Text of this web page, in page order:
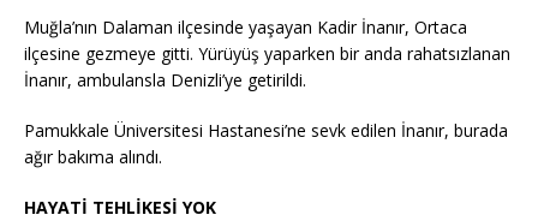
Muğla’nın Dalaman ilçesinde yaşayan Kadir İnanır, Ortaca
ilçesine gezmeye gitti. Yürüyüş yaparken bir anda rahatsızlanan
İnanır, ambulansla Denizli’ye getirildi.
Pamukkale Üniversitesi Hastanesi’ne sevk edilen İnanır, burada
ağır bakıma alındı.
HAYATİ TEHLİKESİ YOK